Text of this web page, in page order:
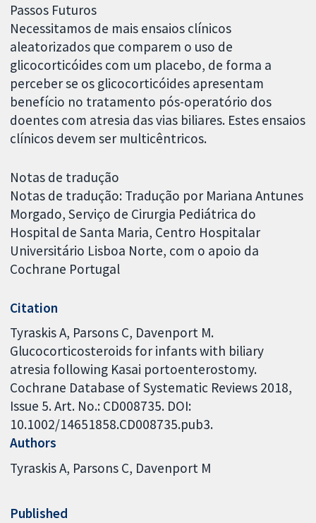
Passos Futuros
Necessitamos de mais ensaios clínicos
aleatorizados que comparem o uso de
glicocorticóides com um placebo, de forma a
perceber se os glicocorticóides apresentam
benefício no tratamento pós-operatório dos
doentes com atresia das vias biliares. Estes ensaios
clínicos devem ser multicêntricos.
Notas de tradução
Notas de tradução: Tradução por Mariana Antunes
Morgado, Serviço de Cirurgia Pediátrica do
Hospital de Santa Maria, Centro Hospitalar
Universitário Lisboa Norte, com o apoio da
Cochrane Portugal
Citation
Tyraskis A, Parsons C, Davenport M.
Glucocorticosteroids for infants with biliary
atresia following Kasai portoenterostomy.
Cochrane Database of Systematic Reviews 2018,
Issue 5. Art. No.: CD008735. DOI:
10.1002/14651858.CD008735.pub3.
Authors
Tyraskis A Parsons C Davenport M
Published